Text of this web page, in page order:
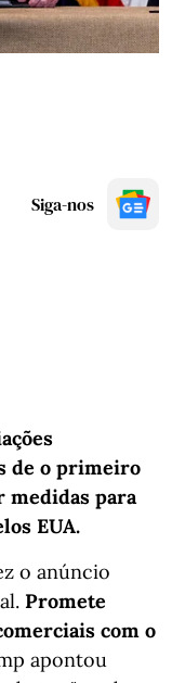
Siga-nos
de o primeiro
medidas para
EUA.
o anúncio
Promete
com o
apontou